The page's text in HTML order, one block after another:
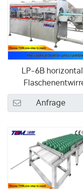
LP-6B
Anfrage